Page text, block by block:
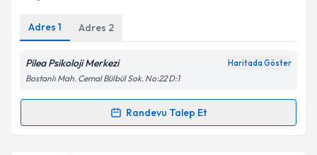
Kişisel verilerimin işlenmesine ilişkinAydınlatma
Metni'ni okudum ve kişisel verilerimin belirtilen
kapsamda işlenmesini kabul ediyorum.
Takvim Talebini Gönder
Adres 1 Adres 2
Pilea Psikoloji Merkezi Haritada Göster
Bostanlı Mah. Cemal Bülbül Sok. No:22 D:1
Randevu Talep Et
Randevu Takvimi Talebi